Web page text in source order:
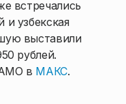
встречались
и узбекская
выставили
рублей.
в МАКС.